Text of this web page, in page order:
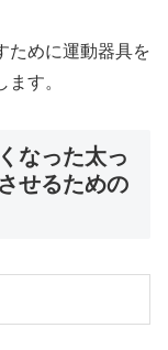
ために運動器具を
す。
なった太っ
せるための